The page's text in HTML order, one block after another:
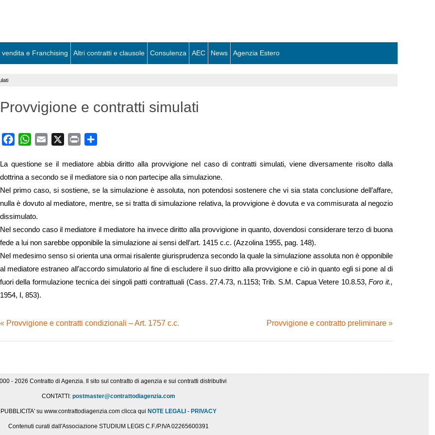
e Franchising Altri contratti e clausole Consulenza AEC News Agenzia Estero
Provvigione e contratti simulati
FacebookWhatsApp
Email Print
La questione se il mediatore abbia diritto alla provvigione nel caso di contratti simulati, viene diversamente risolto dalla
dottrina a secondo se il mediatore sia o non partecipe alla simulazione.
Nel primo caso, si sostiene, se la simulazione è assoluta, non potendosi sostenere che vi sia stata conclusione dell’affare,
nulla è dovuto al mediatore, mentre, se si tratta di simulazione relativa, la provvigione è dovuta e va commisurata al negozio
dissimulato.
Nel secondo caso il mediatore il mediatore ha invece diritto alla provvigione in quanto, dovendosi considerare terzo di buona
fede a lui non sarebbe opponibile la simulazione ai sensi dell’art. 1415 c.c. (Azzolina 1955, pag. 148).
Nel medesimo senso si orienta una ormai risalente giurisprudenza secondo la quale la simulazione assoluta non è opponibile
al mediatore estraneo all’accordo simulatorio al fine di escludere il suo diritto alla provvigione e ciò in quanto egli si pone al di
fuori della formulazione tecnica dei singoli patti contrattuali (Cass. 27.4.73, n.1153; Trib. S.M. Capua Vetere 10.8.53,Foro it.,
1954, I, 853).
« Provvigione e contratti condizionali – Art. 1757 c.c. Provvigione e contratto preliminare »
- 2026 Contratto di Agenzia. Il sito sul contratto di agenzia e sui contratti distributivi
CONTATTI:postmaster@contrattodiagenzia.com
PUBBLICITA' su www.contrattodiagenzia.com clicca quiNOTE LEGALI -PRIVACY
Contenuti curati dall'Associazione STUDIUM LEGIS C.F./P.IVA 02265600391